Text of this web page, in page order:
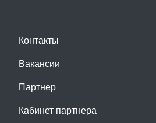
Контакты
Вакансии
Партнер
Кабинет партнера